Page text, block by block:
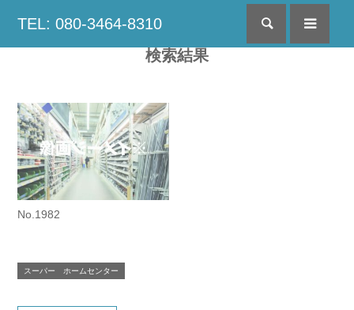
TEL: 080-3464-8310 検索
検索結果
No.1982
スーパー ホームセンター